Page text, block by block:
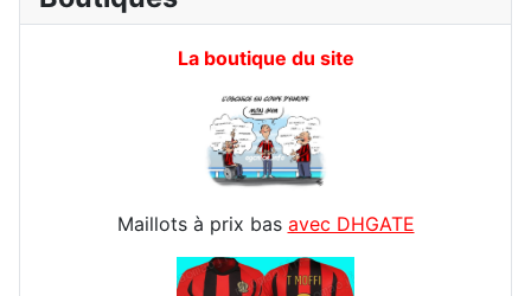
La boutique du site
Maillots à prix bas avec DHGATE